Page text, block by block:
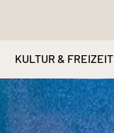
KULTUR & FREIZEIT